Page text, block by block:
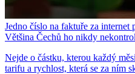
Jedno číslo na faktuře za internet
Většina Čechů ho nikdy
Nejde o částku, kterou každý
tarifu a rychlost, která se za ním